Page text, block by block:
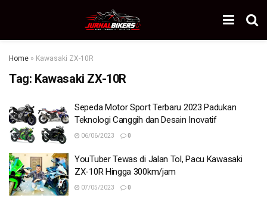
Home » Kawasaki ZX-10R
Tag: Kawasaki ZX-10R
Sepeda Motor Sport Terbaru 2023 Padukan
Teknologi Canggih dan Desain Inovatif
06/06/2023 0
YouTuber Tewas di Jalan Tol, Pacu Kawasaki
ZX-10R Hingga 300km/jam
07/05/2023 0